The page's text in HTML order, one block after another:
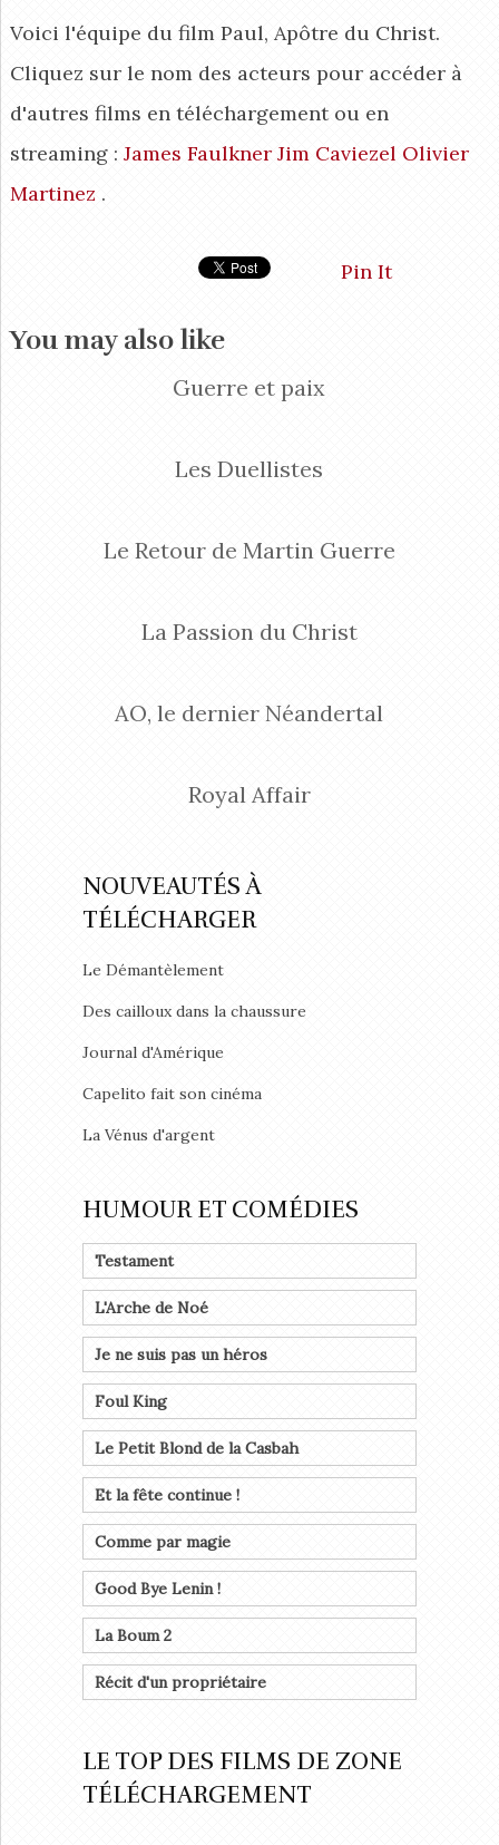
Voici l'équipe du film Paul, Apôtre du Christ.
Cliquez sur le nom des acteurs pour accéder à
d'autres films en téléchargement ou en
streaming : James Faulkner Jim Caviezel Olivier
Martinez .
Pin It
You may also like
Guerre et paix
Les Duellistes
Le Retour de Martin Guerre
La Passion du Christ
AO, le dernier Néandertal
Royal Affair
NOUVEAUTÉS À
TÉLÉCHARGER
Le Démantèlement
Des cailloux dans la chaussure
Journal d'Amérique
Capelito fait son cinéma
La Vénus d'argent
HUMOUR ET COMÉDIES
Testament
L'Arche de Noé
Je ne suis pas un héros
Foul King
Le Petit Blond de la Casbah
Et la fête continue !
Comme par magie
Good Bye Lenin !
La Boum 2
Récit d'un propriétaire
LE TOP DES FILMS DE ZONE
TÉLÉCHARGEMENT